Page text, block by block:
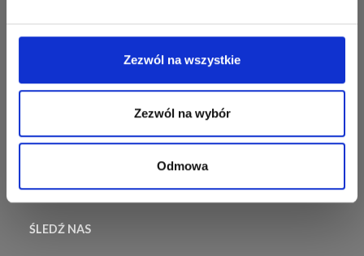
Zezwól na wszystkie
Zezwól na wybór
Odmowa
Wysyłka i Zwroty
Informacje dotyczące
zwrotów
ŚLEDŹ NAS